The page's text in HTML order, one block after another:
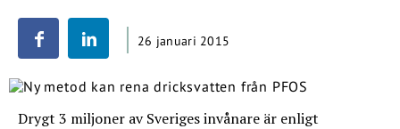
26 januari 2015
Drygt 3 miljoner av Sveriges invånare är enligt